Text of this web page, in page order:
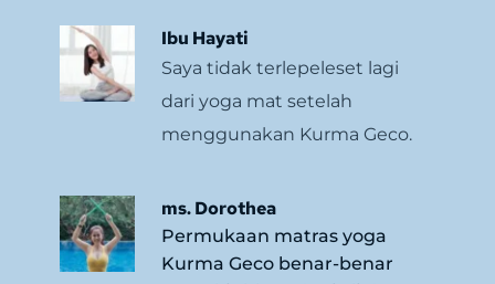
Ibu Hayati
Saya tidak terlepeleset lagi
dari yoga mat setelah
menggunakan Kurma Geco.
ms. Dorothea
Permukaan matras yoga
Kurma Geco benar-benar